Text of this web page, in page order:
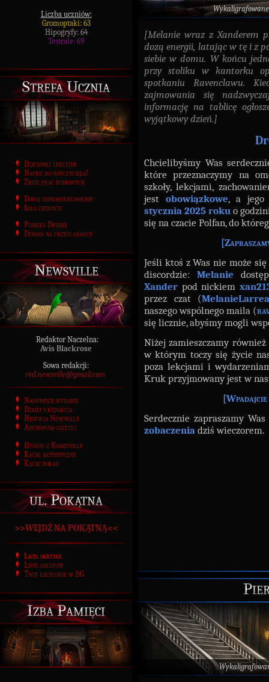
Liczba uczniów:
Gromoptaki: 63
Hipogryfy: 64
Testrale: 69
Strefa Ucznia
Dzienniki lekcyjne
Napisz do nauczyciela!
Zbiór prac domowych
Dodaj usprawiedliwienie
Sala chorych
Pobierz Devanę
Devana na przeglądarce
Newsville
Redaktor Naczelna:
Avis Blackrose
Sowa redakcji:
red.newsville@gmail.com
Najnowsze wydanie
Działy i redakcja
Historia Newsville
Archiwum gazetki
Humor z Ramesville
Kącik artystyczny
Kącik porad
ul. Pokątna
>>WEJDŹ NA POKĄTNĄ<<
Lista skrytek
Lista zakupów
Twój rachunek w BG
Izba Pamięci
[Melanie wraz z Xanderem
dozą energii, latając w tę i z
siebie w domu. W końcu
przy stoliku w kantorku
spotkaniu Ravenclawu.
zajmowania się
informację na tablicę
wyjątkowy dzień.]
Chcielibyśmy Was
które przeznaczymy na
szkoły, lekcjami,
jestobowiązkowe, a jego
stycznia 2025 roku o
się na czacie Polfan, do
[
Jeśli ktoś z Was nie może
discordzie: Melanie
Xander pod nickiem
przez czat (
naszego wspólnego maila (
się licznie, abyśmy mogli
Niżej zamieszczamy
w którym toczy się życie
poza lekcjami i
Kruk przyjmowany jest w
[
Serdecznie zapraszamy
zobaczenia dziś wieczorem.